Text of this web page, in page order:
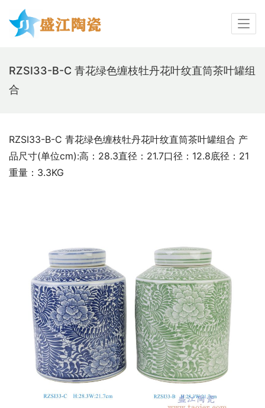
RZSI33-B-C 青花绿色缠枝牡丹花叶纹直筒茶叶罐组
合
RZSI33-B-C 青花绿色缠枝牡丹花叶纹直筒茶叶罐组合 产
品尺寸(单位cm):高：28.3直径：21.7口径：12.8底径：21
重量：3.3KG